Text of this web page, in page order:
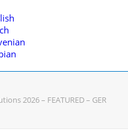
2026 – FEATURED – GER